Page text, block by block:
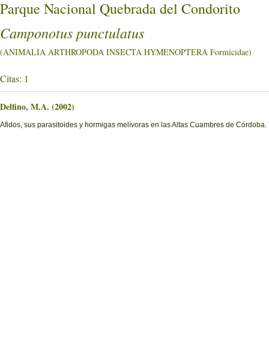
Parque Nacional Quebrada del Condorito
Camponotus punctulatus
(ANIMALIA ARTHROPODA INSECTA HYMENOPTERA Formicidae)
Citas: 1
Delfino, M.A. (2002)
Afidos, sus parasitoides y hormigas melívoras en las Altas Cuambres de Córdoba.